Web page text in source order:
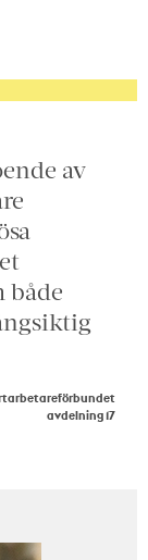
av
både
avdelning 17